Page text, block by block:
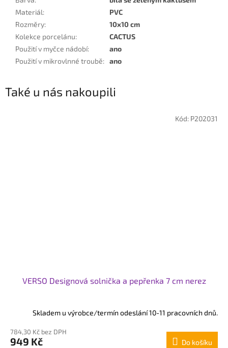
Materiál:
PVC
Rozměry:
10x10 cm
Kolekce porcelánu:
CACTUS
Použití v myčce nádobí:
ano
Použití v mikrovlnné troubě: ano
Také u nás nakoupili
VERSO Designová solnička a pepřenka 7 cm nerez
Skladem u výrobce/termín odeslání 10-11 pracovních dnů.
784,30 Kč bez DPH
949 Kč Do košíku
Kód: P202031